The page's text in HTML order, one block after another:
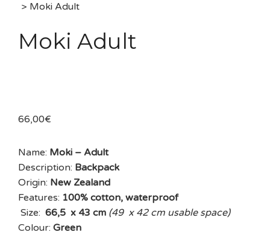
> Moki Adult
Moki Adult
66,00€
Name: Moki – Adult
Description: Backpack
Origin: New Zealand
Features: 100% cotton, waterproof
Size: 66,5 x 43 cm (49 x 42 cm usable space)
Colour: Green